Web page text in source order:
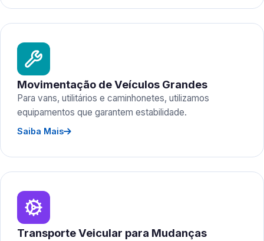
Movimentação de Veículos Grandes
Para vans, utilitários e caminhonetes, utilizamos
equipamentos que garantem estabilidade.
Saiba Mais
Transporte Veicular para Mudanças